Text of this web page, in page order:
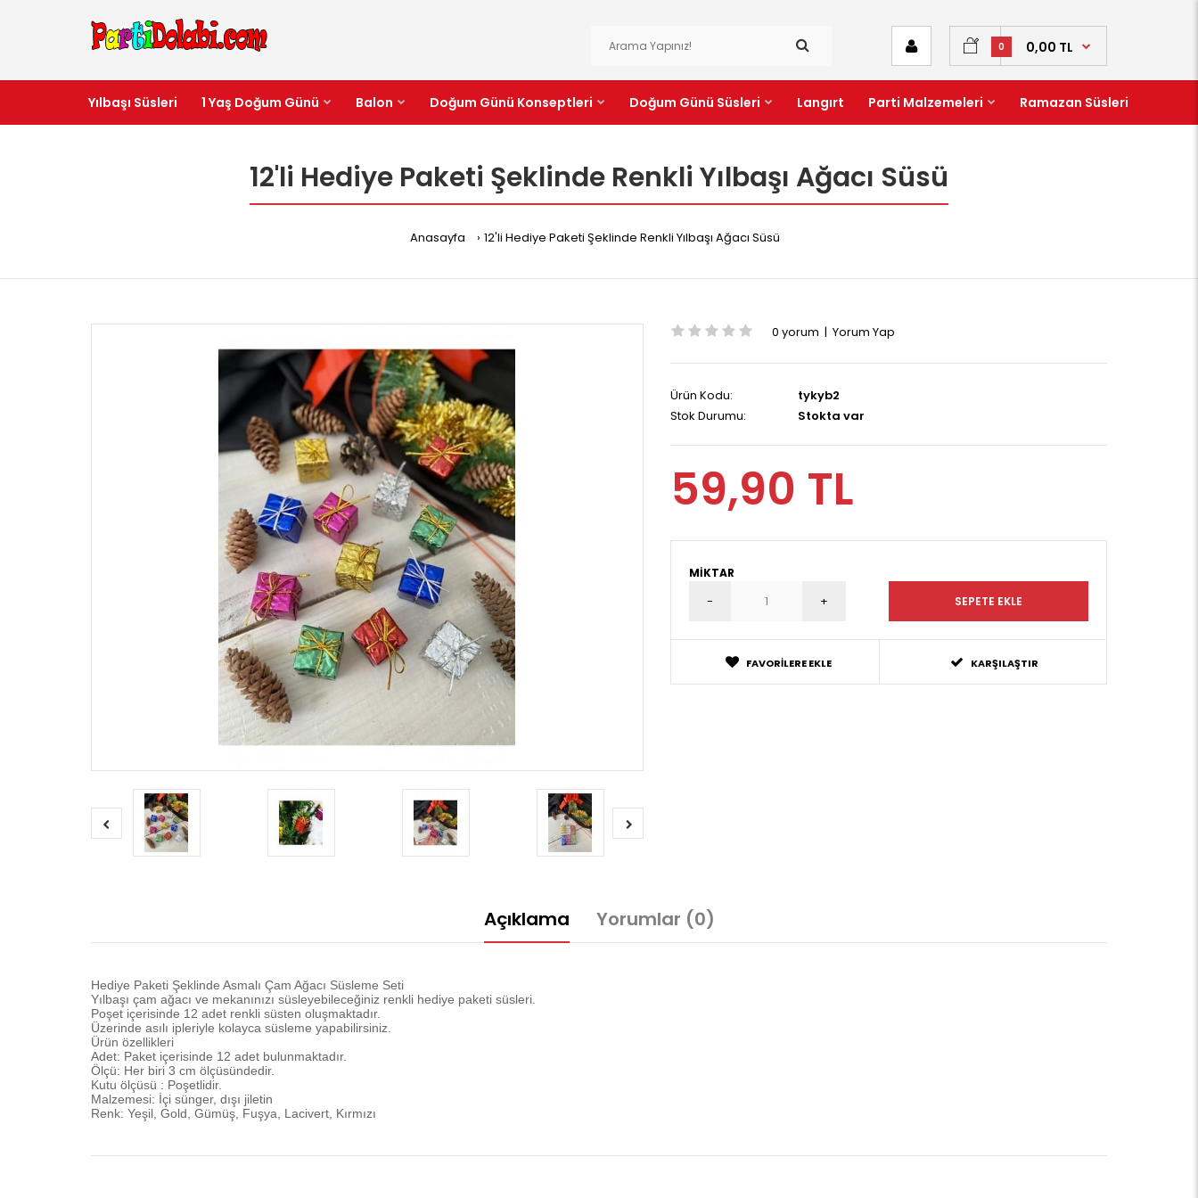
0 0,00 TL
Yılbaşı Süsleri 1 Yaş Doğum Günü Balon Doğum Günü Konseptleri Doğum Günü Süsleri Langırt Parti Malzemeleri Ramazan Süsleri
12'li Hediye Paketi Şeklinde Renkli Yılbaşı Ağacı Süsü
Anasayfa 12'li Hediye Paketi Şeklinde Renkli Yılbaşı Ağacı Süsü
0 yorum | Yorum Yap
Ürün Kodu:
tykyb2
Stok Durumu:
Stokta var
59,90 TL
MIKTAR
FAVORILERE EKLE KARŞILAŞTIR
Açıklama Yorumlar (0)
Hediye Paketi Şeklinde Asmalı Çam Ağacı Süsleme Seti
Yılbaşı çam ağacı ve mekanınızı süsleyebileceğiniz renkli hediye paketi süsleri.
Poşet içerisinde 12 adet renkli süsten oluşmaktadır.
Üzerinde asılı ipleriyle kolayca süsleme yapabilirsiniz.
Ürün özellikleri
Adet: Paket içerisinde 12 adet bulunmaktadır.
Ölçü: Her biri 3 cm ölçüsündedir.
Kutu ölçüsü : Poşetlidir.
Malzemesi: İçi sünger, dışı jiletin
Renk: Yeşil, Gold, Gümüş, Fuşya, Lacivert, Kırmızı